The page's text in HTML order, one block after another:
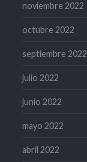
noviembre 2022
octubre 2022
septiembre 2022
julio 2022
junio 2022
mayo 2022
abril 2022